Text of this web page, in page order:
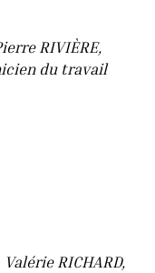
RIVIÈRE,
du travail
Valérie RICHARD,